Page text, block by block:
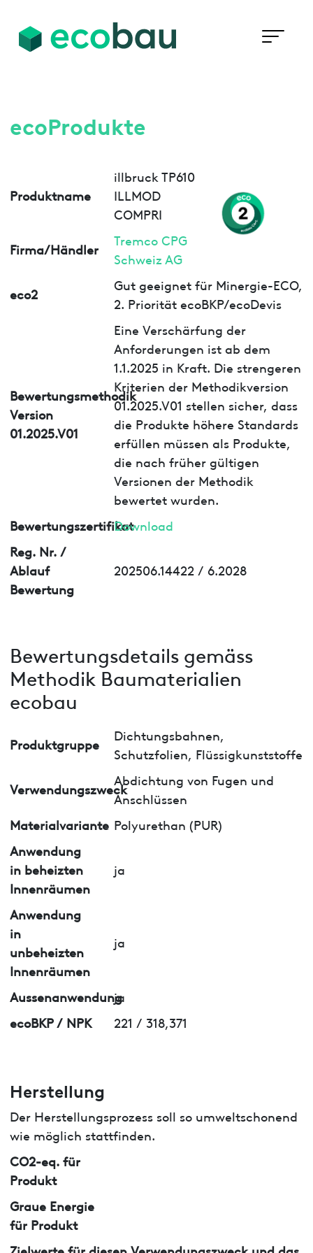
ecoProdukte
Produktname
illbruck TP610
ILLMOD
COMPRI
Firma/Händler
Tremco CPG
Schweiz AG
eco2
Gut geeignet für Minergie-ECO,
2. Priorität ecoBKP/ecoDevis
Bewertungsmethodik
Version
01.2025.V01
Eine Verschärfung der
Anforderungen ist ab dem
1.1.2025 in Kraft. Die strengeren
Kriterien der Methodikversion
01.2025.V01 stellen sicher, dass
die Produkte höhere Standards
erfüllen müssen als Produkte,
die nach früher gültigen
Versionen der Methodik
bewertet wurden.
BewertungszertifikatDownload
Reg. Nr. /
Ablauf
Bewertung
202506.14422 / 6.2028
Bewertungsdetails gemäss
Methodik Baumaterialien
ecobau
Produktgruppe
Dichtungsbahnen,
Schutzfolien, Flüssigkunststoffe
Verwendungszweck
Abdichtung von Fugen und
Anschlüssen
Materialvariante Polyurethan (PUR)
Anwendung
in beheizten
Innenräumen
ja
Anwendung
in
unbeheizten
Innenräumen
ja
Aussenanwendung
ja
ecoBKP / NPK
221 / 318,371
Herstellung
Der Herstellungsprozess soll so umweltschonend
wie möglich stattfinden.
CO2-eq. für
Produkt
Graue Energie
für Produkt